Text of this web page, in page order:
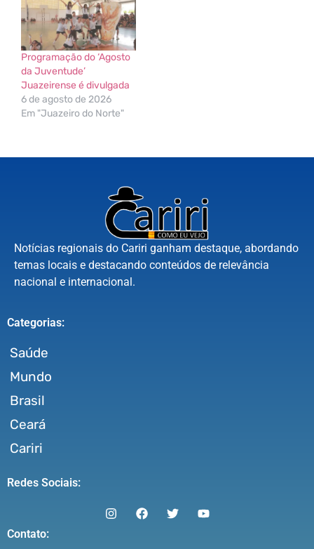
Programação do ‘Agosto
da Juventude’
Juazeirense é divulgada
6 de agosto de 2026
Em "Juazeiro do Norte"
Notícias regionais do Cariri ganham destaque, abordando
temas locais e destacando conteúdos de relevância
nacional e internacional.
Categorias:
Saúde
Mundo
Brasil
Ceará
Cariri
Redes Sociais:
Contato: